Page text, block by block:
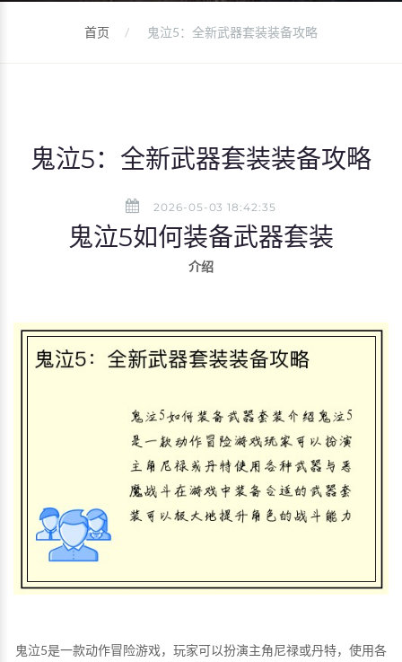
首页 鬼泣5：全新武器套装装备攻略
鬼泣5：全新武器套装装备攻略
2026-05-03 18:42:35
鬼泣5如何装备武器套装
介绍
鬼泣5是一款动作冒险游戏，玩家可以扮演主角尼禄或丹特，使用各